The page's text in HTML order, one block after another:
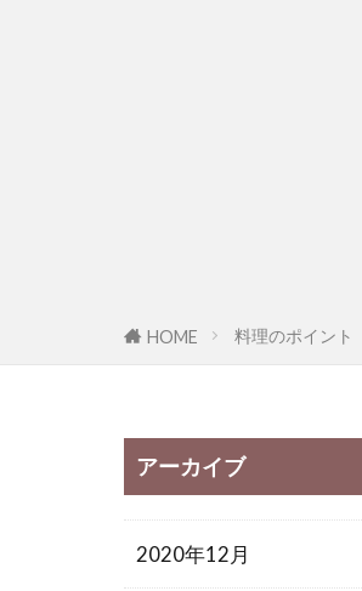
HOME 料理のポイント
アーカイブ
2020年12月